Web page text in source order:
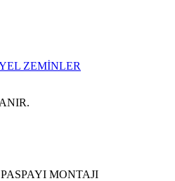
ZEMİNLER
MONTAJI